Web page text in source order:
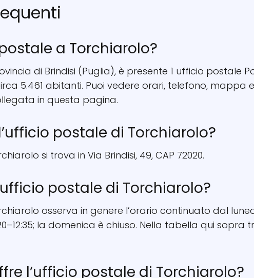
a Torchiarolo?
di Brindisi (Puglia), è presente 1 ufficio postale
5.461 abitanti. Puoi vedere orari, telefono, mappa
in questa pagina.
postale di Torchiarolo?
si trova in Via Brindisi, 49, CAP 72020.
postale di Torchiarolo?
osserva in genere l’orario continuato dal
la domenica è chiuso. Nella tabella qui sopra
l’ufficio postale di Torchiarolo?